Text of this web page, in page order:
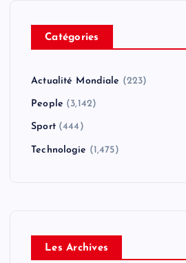
Catégories
Actualité Mondiale (223)
People (3,142)
Sport(444)
Technologie (1,475)
Les Archives